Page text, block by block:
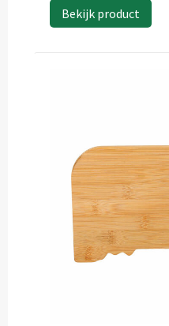
Bekijk product